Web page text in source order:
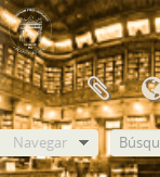
Navegar